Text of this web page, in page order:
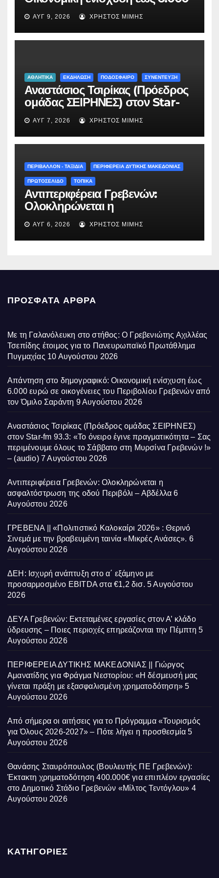
ευρώ σε οικογένειες του
Περιβολίου Γρεβενών από τον
Όμιλο Σαράντη
ΑΥΓ 9, 2026 ΧΡΉΣΤΟΣ ΜΊΜΗΣ
ΑΘΛΗΤΙΚΑ ΕΚΔΗΛΩΣΗ ΠΟΔΟΣΦΑΙΡΟ ΣΥΝΕΝΤΕΥΞΗ
Αναστάσιος Τσιρίκας (Πρόεδρος
ομάδας ΣΕΙΡΗΝΕΣ) στον Star-
fm 93.3: «Το όνειρο έγινε
πραγματικότητα – Σας
περιμένουμε όλους το Σάββατο
(audio)
ΑΥΓ 7, 2026 ΧΡΉΣΤΟΣ ΜΊΜΗΣ
ΠΕΡΙΒΑΛΛΟΝ - ΤΑΞΙΔΙΑ ΠΕΡΙΦΕΡΕΙΑ ΔΥΤΙΚΗΣ ΜΑΚΕΔΟΝΙΑΣ
ΠΡΩΤΟΣΕΛΙΔΟ ΤΟΠΙΚΑ
Αντιπεριφέρεια Γρεβενών:
Ολοκληρώνεται η
ασφαλτόστρωση της οδού
Περιβόλι – Αβδέλλα
ΑΥΓ 6, 2026 ΧΡΉΣΤΟΣ ΜΊΜΗΣ
ΠΡΌΣΦΑΤΑ ΆΡΘΡΑ
Με τη Γαλανόλευκη στο στήθος: Ο Γρεβενιώτης Αχιλλέας
Τσεπίδης έτοιμος για το Πανευρωπαϊκό Πρωτάθλημα
Πυγμαχίας 10 Αυγούστου 2026
Απάντηση στο δημογραφικό: Οικονομική ενίσχυση έως
6.000 ευρώ σε οικογένειες του Περιβολίου Γρεβενών από
τον Όμιλο Σαράντη 9 Αυγούστου 2026
Αναστάσιος Τσιρίκας (Πρόεδρος ομάδας ΣΕΙΡΗΝΕΣ)
στον Star-fm 93.3: «Το όνειρο έγινε πραγματικότητα – Σας
περιμένουμε όλους το Σάββατο στη Μυρσίνα Γρεβενών !»
– (audio) 7 Αυγούστου 2026
Αντιπεριφέρεια Γρεβενών: Ολοκληρώνεται η
ασφαλτόστρωση της οδού Περιβόλι – Αβδέλλα 6
Αυγούστου 2026
ΓΡΕΒΕΝΑ || «Πολιτιστικό Καλοκαίρι 2026» : Θερινό
Σινεμά με την βραβευμένη ταινία «Μικρές Ανάσες». 6
Αυγούστου 2026
ΔΕΗ: Ισχυρή ανάπτυξη στο α΄ εξάμηνο με
προσαρμοσμένο EBITDA στα €1,2 δισ. 5 Αυγούστου
2026
ΔΕΥΑ Γρεβενών: Εκτεταμένες εργασίες στον Α’ κλάδο
ύδρευσης – Ποιες περιοχές επηρεάζονται την Πέμπτη 5
Αυγούστου 2026
ΠΕΡΙΦΕΡΕΙΑ ΔΥΤΙΚΗΣ ΜΑΚΕΔΟΝΙΑΣ || Γιώργος
Αμανατίδης για Φράγμα Νεστορίου: «Η δέσμευσή μας
γίνεται πράξη με εξασφαλισμένη χρηματοδότηση» 5
Αυγούστου 2026
Από σήμερα οι αιτήσεις για το Πρόγραμμα «Τουρισμός
για Όλους 2026-2027» – Πότε λήγει η προσθεσμία 5
Αυγούστου 2026
Θανάσης Σταυρόπουλος (Βουλευτής ΠΕ Γρεβενών):
Έκτακτη χρηματοδότηση 400.000€ για επιπλέον εργασίες
στο Δημοτικό Στάδιο Γρεβενών «Μίλτος Τεντόγλου» 4
Αυγούστου 2026
ΚΑΤΗΓΟΡΙΕΣ